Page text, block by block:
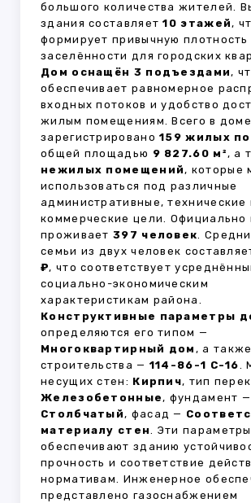
большого количества жителей.
здания составляет10 этажей,
формирует привычную плотность
заселённости для городских
Дом оснащён 3 подъездами,
обеспечивает равномерное
входных потоков и удобство
жилым помещениям. Всего в доме
зарегистрировано159 жилых
общей площадью 9 827.60 м², а
нежилых помещений, которые
использоваться под различные
административные, технические
коммерческие цели. Официально
проживает 397 человек.
семьи из двух человек
₽, что соответствует
социально-экономическим
характеристикам района.
Конструктивные параметры
определяются его типом —
Многоквартирный дом , а
строительства — 114-86-1 С-16.
несущих стен: Кирпич, тип
Железобетонные, фундамент —
Столбчатый, фасад —
материалу стен. Эти параметры
обеспечивают зданию
прочность и соответствие
нормативам. Инженерное
представлено газоснабжением